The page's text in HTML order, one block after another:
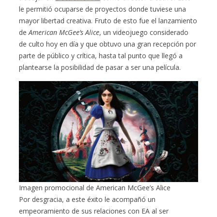
le permitió ocuparse de proyectos donde tuviese una
mayor libertad creativa. Fruto de esto fue el lanzamiento
deAmerican McGee’s Alice, un videojuego considerado
de culto hoy en día y que obtuvo una gran recepción por
parte de público y crítica, hasta tal punto que llegó a
plantearse la posibilidad de pasar a ser una película.
Imagen promocional de American McGee’s Alice
Por desgracia, a este éxito le acompañó un
empeoramiento de sus relaciones con EA al ser